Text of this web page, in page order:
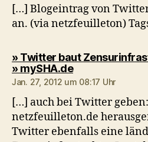
[…] Blogeintrag von
an. (via netzfeuilleton)
» Twitter baut
» mySHA.desagt:
Jan. 27, 2012 um 08:17 Uhr
[…] auch bei Twitter
netzfeuilleton.de
Twitter ebenfalls eine